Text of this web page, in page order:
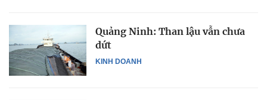
KINH DOANH
Quảng Ninh: Than lậu vẫn chưa
dứt